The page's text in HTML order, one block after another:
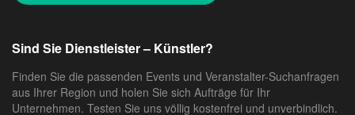
Sind Sie Dienstleister – Künstler?
Finden Sie die passenden Events und Veranstalter-Suchanfragen
aus Ihrer Region und holen Sie sich Aufträge für Ihr
Unternehmen. Testen Sie uns völlig kostenfrei und unverbindlich.